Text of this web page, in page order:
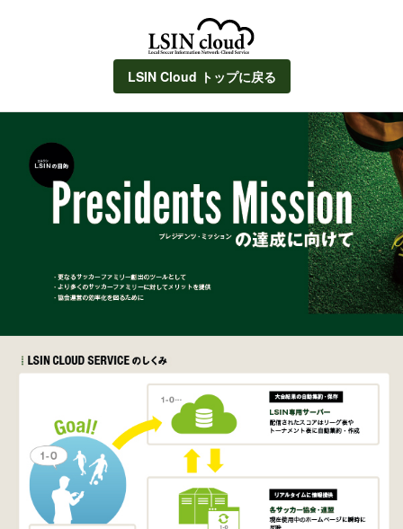
LSIN Cloud トップに戻る